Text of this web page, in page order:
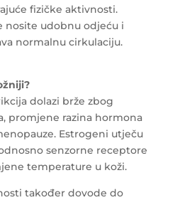
fizičke aktivnosti.
nosite udobnu odjeću i
normalnu cirkulaciju.
dolazi brže zbog
promjene razina hormona
Estrogeni utječu
senzorne receptore
temperature u koži.
također dovode do